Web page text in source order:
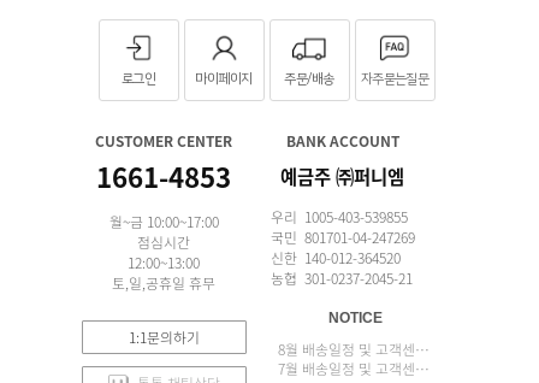
로그인 마이페이지 주문/배송 자주묻는질문
CUSTOMER CENTER
1661-4853
월~금 10:00~17:00
점심시간
12:00~13:00
토,일,공휴일 휴무
1:1문의하기
BANK ACCOUNT
예금주 ㈜퍼니엠
우리 1005-403-539855
국민 801701-04-247269
신한 140-012-364520
농협 301-0237-2045-21
NOTICE
8월 배송일정 및 고객센터 업무 안내
7월 배송일정 및 고객센터 업무 안내